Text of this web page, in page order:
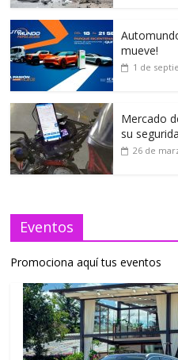
mueve!
1 de
Mercado
su
26 de
Eventos
Promociona aquí tus eventos